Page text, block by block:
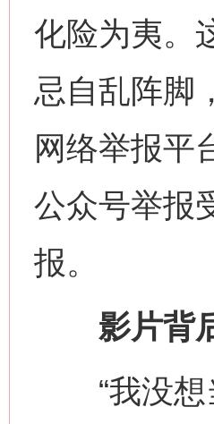
化险为夷。
忌自乱阵脚
网络举报平
公众号举报
报。
影片背后
“我没想